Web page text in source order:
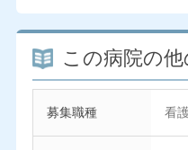
この病院の
募集職種 看